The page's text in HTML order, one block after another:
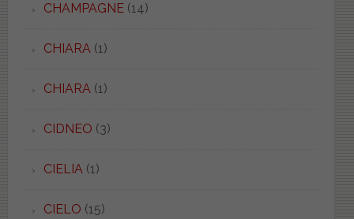
CHAMPAGNE(14)
CHIARA(1)
CHIARA(1)
CIDNEO (3)
CIELIA(1)
CIELO (15)